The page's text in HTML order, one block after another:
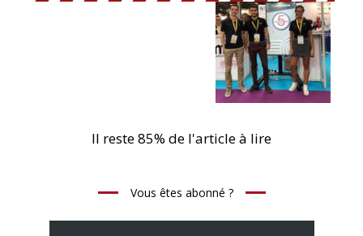
Il reste 85% de l'article à lire
Vous êtes abonné ?